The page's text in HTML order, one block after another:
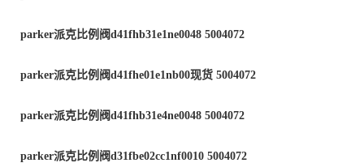
parker派克比例阀d41fhb31e1ne0048 5004072
parker派克比例阀d41fhe01e1nb00现货 5004072
parker派克比例阀d41fhb31e4ne0048 5004072
parker派克比例阀d31fbe02cc1nf0010 5004072